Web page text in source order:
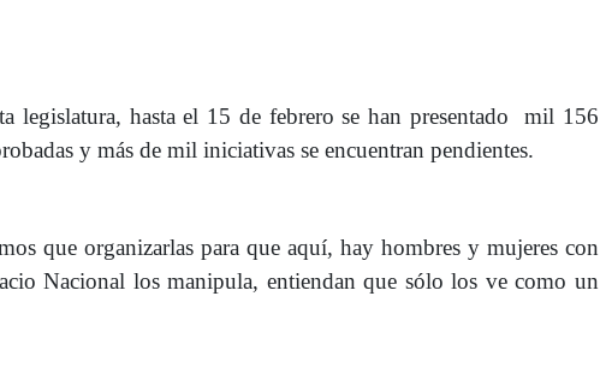
legislatura, hasta el 15 de febrero se han presentado mil 156
y más de mil iniciativas se encuentran pendientes.
que organizarlas para que aquí, hay hombres y mujeres con
Nacional los manipula, entiendan que sólo los ve como un